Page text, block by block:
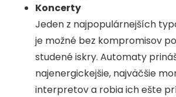
Koncerty
Jeden z najpopulárnejších
je možné bez kompromisov
studené iskry. Automaty
najenergickejšie, najväčšie
interpretov a robia ich ešte